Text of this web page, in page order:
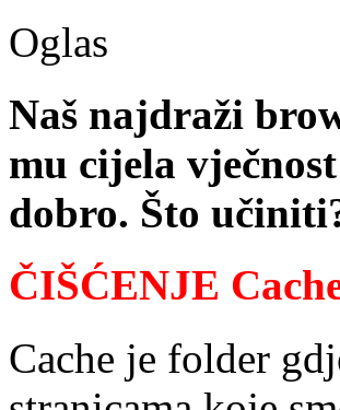
Oglas
Naš najdraži
mu cijela
dobro. Što
ČIŠĆENJE
Cache je folder